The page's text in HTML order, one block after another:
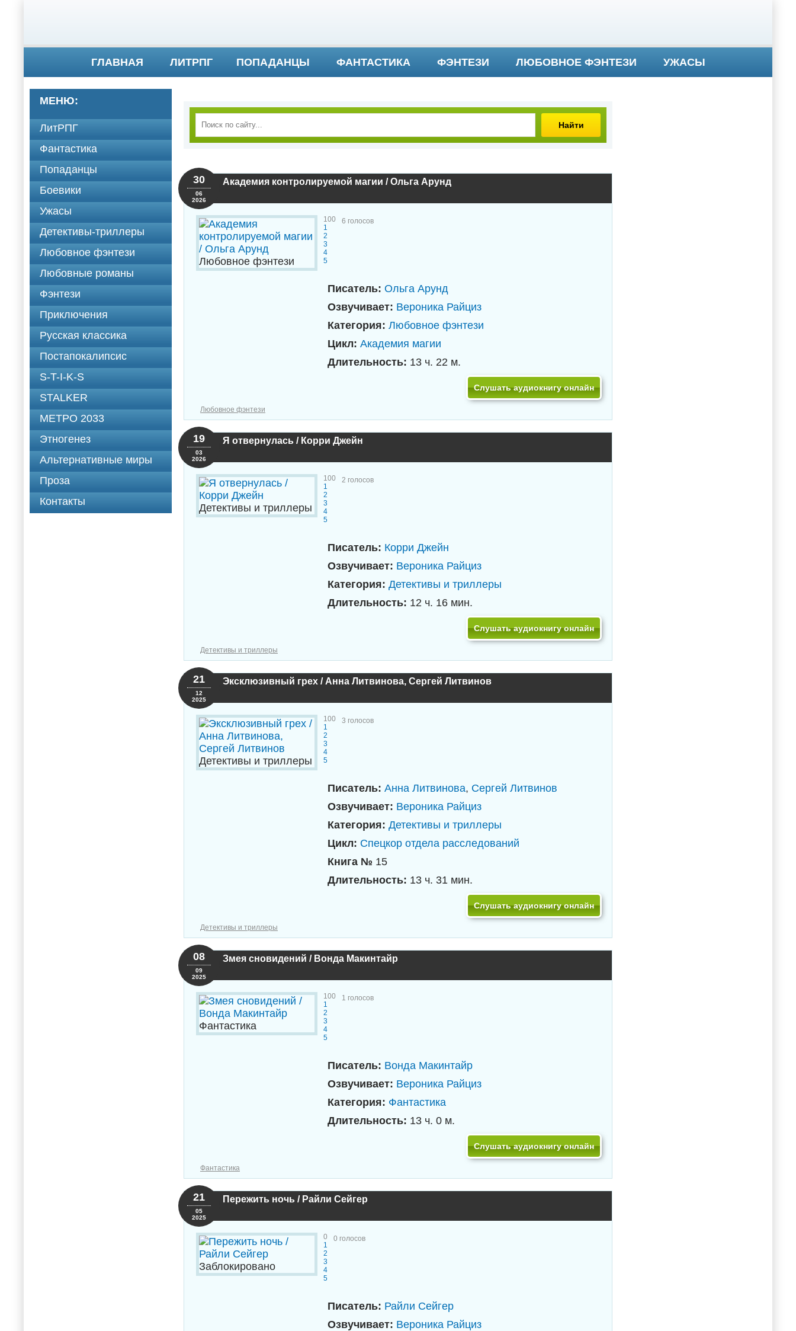
ГЛАВНАЯ ЛИТРПГ ПОПАДАНЦЫ ФАНТАСТИКА ФЭНТЕЗИ ЛЮБОВНОЕ ФЭНТЕЗИ УЖАСЫ
Найти
Академия контролируемой магии / Ольга Арунд
30
06
2026
Любовное фэнтези
100
1
2
3
4
5
6 голосов
Писатель: Ольга Арунд
Озвучивает: Вероника Райциз
Категория: Любовное фэнтези
Цикл: Академия магии
Длительность: 13 ч. 22 м.
Слушать аудиокнигу онлайн
Любовное фэнтези
Я отвернулась / Корри Джейн
19
03
2026
Детективы и триллеры
100
1
2
3
4
5
2 голосов
Писатель: Корри Джейн
Озвучивает: Вероника Райциз
Категория: Детективы и триллеры
Длительность: 12 ч. 16 мин.
Слушать аудиокнигу онлайн
Детективы и триллеры
Эксклюзивный грех / Анна Литвинова, Сергей Литвинов
21
12
2025
Детективы и триллеры
100
1
2
3
4
5
3 голосов
Писатель: Анна Литвинова, Сергей Литвинов
Озвучивает: Вероника Райциз
Категория: Детективы и триллеры
Цикл: Спецкор отдела расследований
Книга № 15
Длительность: 13 ч. 31 мин.
Слушать аудиокнигу онлайн
Детективы и триллеры
Змея сновидений / Вонда Макинтайр
08
09
2025
Фантастика
100
1
2
3
4
5
1 голосов
Писатель: Вонда Макинтайр
Озвучивает: Вероника Райциз
Категория: Фантастика
Длительность: 13 ч. 0 м.
Слушать аудиокнигу онлайн
Фантастика
Пережить ночь / Райли Сейгер
21
05
2025
Заблокировано
0
1
2
3
4
5
0 голосов
Писатель: Райли Сейгер
Озвучивает: Вероника Райциз
МЕНЮ:
ЛитРПГ
Фантастика
Попаданцы
Боевики
Ужасы
Детективы-триллеры
Любовное фэнтези
Любовные романы
Фэнтези
Приключения
Русская классика
Постапокалипсис
S-T-I-K-S
STALKER
МЕТРО 2033
Этногенез
Альтернативные миры
Проза
Контакты